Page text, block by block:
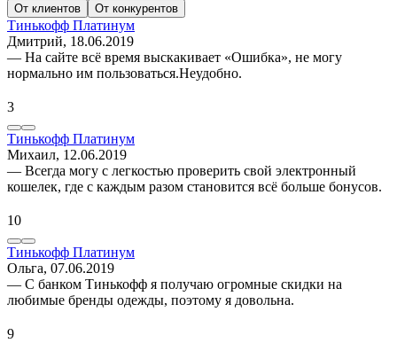
От клиентов
От конкурентов
Тинькофф Платинум
Дмитрий, 18.06.2019
— На сайте всё время выскакивает «Ошибка», не могу
нормально им пользоваться.Неудобно.
3
Тинькофф Платинум
Михаил, 12.06.2019
— Всегда могу с легкостью проверить свой электронный
кошелек, где с каждым разом становится всё больше бонусов.
10
Тинькофф Платинум
Ольга, 07.06.2019
— С банком Тинькофф я получаю огромные скидки на
любимые бренды одежды, поэтому я довольна.
9